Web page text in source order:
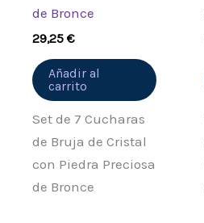
de Bronce
29,25€
Añadir al
carrito
Set de 7 Cucharas
de Bruja de Cristal
con Piedra Preciosa
de Bronce